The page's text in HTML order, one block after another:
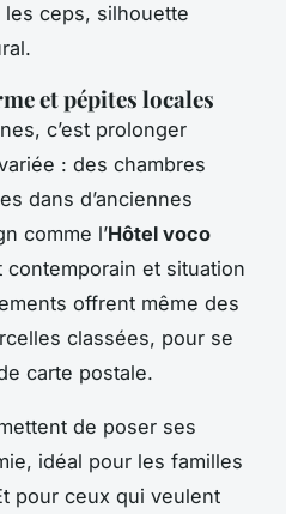
ceps, silhouette
et pépites locales
c’est prolonger
: des chambres
dans d’anciennes
comme l’Hôtel voco
et situation
offrent même des
classées, pour se
carte postale.
de poser ses
idéal pour les familles
pour ceux qui veulent